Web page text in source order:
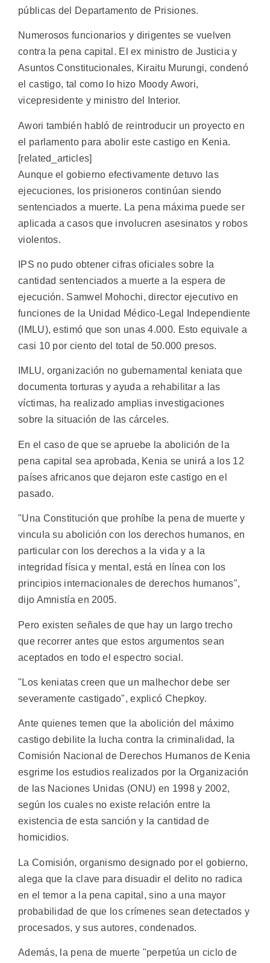
públicas del Departamento de Prisiones.
Numerosos funcionarios y dirigentes se vuelven
contra la pena capital. El ex ministro de Justicia y
Asuntos Constitucionales, Kiraitu Murungi, condenó
el castigo, tal como lo hizo Moody Awori,
vicepresidente y ministro del Interior.
Awori también habló de reintroducir un proyecto en
el parlamento para abolir este castigo en Kenia.
[related_articles]
Aunque el gobierno efectivamente detuvo las
ejecuciones, los prisioneros continúan siendo
sentenciados a muerte. La pena máxima puede ser
aplicada a casos que involucren asesinatos y robos
violentos.
IPS no pudo obtener cifras oficiales sobre la
cantidad sentenciados a muerte a la espera de
ejecución. Samwel Mohochi, director ejecutivo en
funciones de la Unidad Médico-Legal Independiente
(IMLU), estimó que son unas 4.000. Esto equivale a
casi 10 por ciento del total de 50.000 presos.
IMLU, organización no gubernamental keniata que
documenta torturas y ayuda a rehabilitar a las
víctimas, ha realizado amplias investigaciones
sobre la situación de las cárceles.
En el caso de que se apruebe la abolición de la
pena capital sea aprobada, Kenia se unirá a los 12
países africanos que dejaron este castigo en el
pasado.
"Una Constitución que prohíbe la pena de muerte y
vincula su abolición con los derechos humanos, en
particular con los derechos a la vida y a la
integridad física y mental, está en línea con los
principios internacionales de derechos humanos",
dijo Amnistía en 2005.
Pero existen señales de que hay un largo trecho
que recorrer antes que estos argumentos sean
aceptados en todo el espectro social.
"Los keniatas creen que un malhechor debe ser
severamente castigado", explicó Chepkoy.
Ante quienes temen que la abolición del máximo
castigo debilite la lucha contra la criminalidad, la
Comisión Nacional de Derechos Humanos de Kenia
esgrime los estudios realizados por la Organización
de las Naciones Unidas (ONU) en 1998 y 2002,
según los cuales no existe relación entre la
existencia de esta sanción y la cantidad de
homicidios.
La Comisión, organismo designado por el gobierno,
alega que la clave para disuadir el delito no radica
en el temor a la pena capital, sino a una mayor
probabilidad de que los crímenes sean detectados y
procesados, y sus autores, condenados.
Además, la pena de muerte "perpetúa un ciclo de